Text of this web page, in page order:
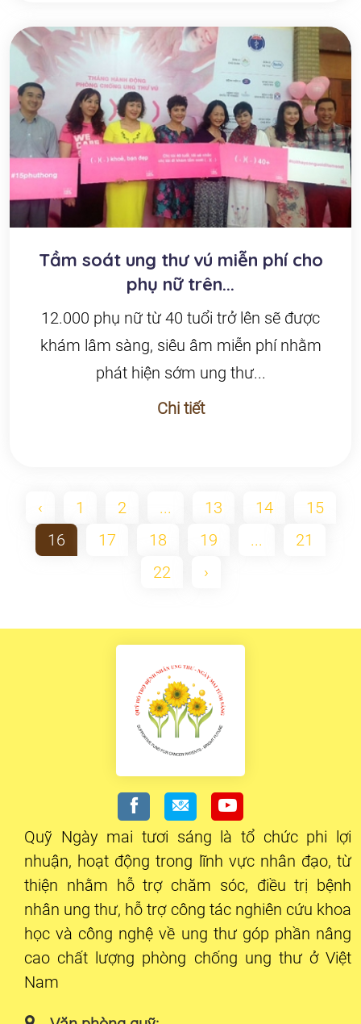
Tầm soát ung thư vú miễn phí cho
phụ nữ trên...
12.000 phụ nữ từ 40 tuổi trở lên sẽ được
khám lâm sàng, siêu âm miễn phí nhằm
phát hiện sớm ung thư...
Chi tiết
‹ 1 2 ... 13 14
15
16
17 18 19 ...
21
22
›
Quỹ Ngày mai tươi sáng là tổ chức phi lợi
nhuận, hoạt động trong lĩnh vực nhân đạo, từ
thiện nhằm hỗ trợ chăm sóc, điều trị bệnh
nhân ung thư, hỗ trợ công tác nghiên cứu khoa
học và công nghệ về ung thư góp phần nâng
cao chất lượng phòng chống ung thư ở Việt
Nam